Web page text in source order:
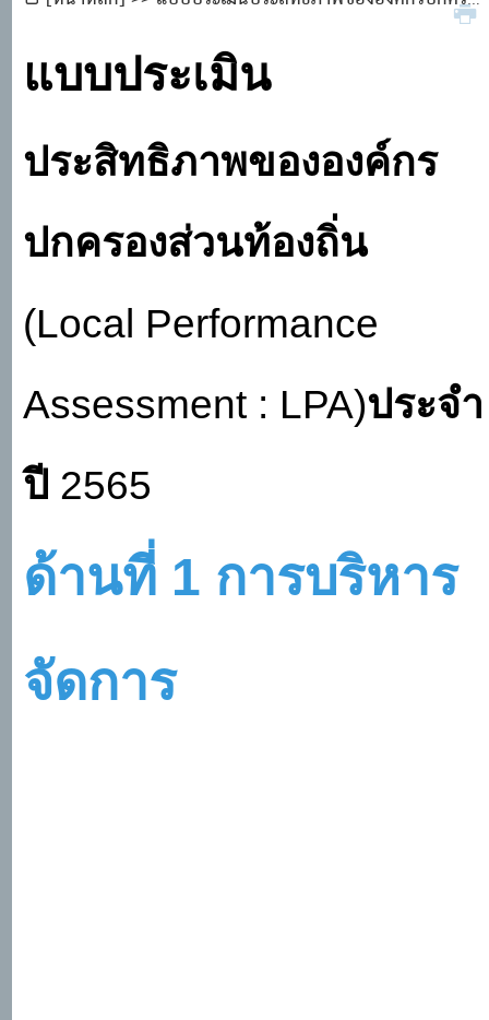
LPA)ประจำปี 2565
แบบประเมิน
ประสิทธิภาพขององค์กร
ปกครองส่วนท้องถิ่น
(Local Performance
Assessment : LPA)ประจำ
ปี 2565
ด้านที่ 1 การบริหาร
จัดการ